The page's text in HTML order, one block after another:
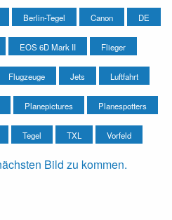
Berlin-Tegel Canon DE
EOS 6D Mark II Flieger
Flugzeuge Jets Luftfahrt
Planepictures Planespotters
Tegel TXL Vorfeld